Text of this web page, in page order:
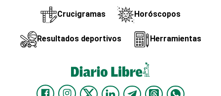
Crucigramas Horóscopos
Resultados deportivos Herramientas